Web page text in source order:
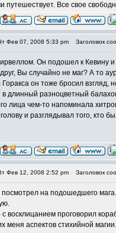
путешествует. Все свое
Фев 07, 2008 5:33 pm Заголовок
Он подошел к Кевину и
Вы случайно не маг? А то
он тоже бросил взгляд,
в длинный разноцветный
лица чем-то напоминала
и разглядывал того, кто
Фев 12, 2008 2:52 pm Заголовок
посмотрел на подошедшего мага.
с восклицанием проговорил
меня аспектов стихийной